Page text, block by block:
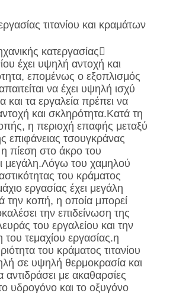
τιτανίου και κραμάτων
κατεργασίας
έχει υψηλή αντοχή και
επομένως ο εξοπλισμός
να έχει υψηλή ισχύ
και τα εργαλεία πρέπει να
και σκληρότητα.Κατά τη
η περιοχή επαφής μεταξύ
επιφάνειας τσουγκράνας
η πίεση στο άκρο του
μεγάλη.Λόγω του χαμηλού
του κράματος
εργασίας έχει μεγάλη
την κοπή, η οποία μπορεί
την επιδείνωση της
του εργαλείου και την
τεμαχίου εργασίας.η
του κράματος τιτανίου
σε υψηλή θερμοκρασία και
αντιδράσει με ακαθαρσίες
υδρογόνο και το οξυγόνο